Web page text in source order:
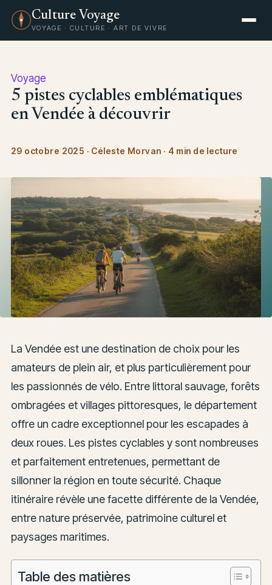
Culture Voyage
VOYAGE · CULTURE · ART DE VIVRE
Voyage
5 pistes cyclables emblématiques
en Vendée à découvrir
29 octobre 2025 · Céleste Morvan · 4 min de lecture
La Vendée est une destination de choix pour les
amateurs de plein air, et plus particulièrement pour
les passionnés de vélo. Entre littoral sauvage, forêts
ombragées et villages pittoresques, le département
offre un cadre exceptionnel pour les escapades à
deux roues. Les pistes cyclables y sont nombreuses
et parfaitement entretenues, permettant de
sillonner la région en toute sécurité. Chaque
itinéraire révèle une facette différente de la Vendée,
entre nature préservée, patrimoine culturel et
paysages maritimes.
Table des matières